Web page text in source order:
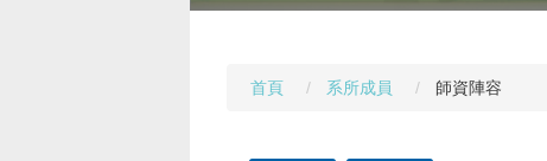
首頁 系所成員 師資陣容